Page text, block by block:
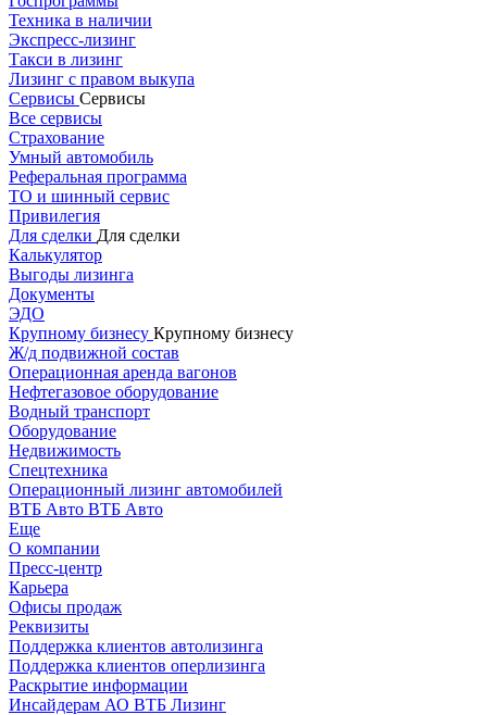
Техника в наличии
Экспресс-лизинг
Такси в лизинг
Лизинг с правом выкупа
Сервисы Сервисы
Все сервисы
Страхование
Умный автомобиль
Реферальная программа
ТО и шинный сервис
Привилегия
Для сделки Для сделки
Калькулятор
Выгоды лизинга
Документы
ЭДО
Крупному бизнесу Крупному бизнесу
Ж/д подвижной состав
Операционная аренда вагонов
Нефтегазовое оборудование
Водный транспорт
Оборудование
Недвижимость
Спецтехника
Операционный лизинг автомобилей
ВТБ Авто ВТБ Авто
Еще
О компании
Пресс-центр
Карьера
Офисы продаж
Реквизиты
Поддержка клиентов автолизинга
Поддержка клиентов оперлизинга
Раскрытие информации
Инсайдерам АО ВТБ Лизинг